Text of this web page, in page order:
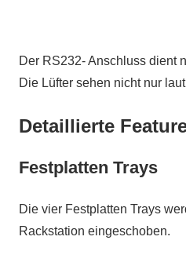
Der RS232- Anschluss dient
Die Lüfter sehen nicht nur
Detaillierte
Festplatten Trays
Die vier Festplatten Trays
Rackstation eingeschoben.